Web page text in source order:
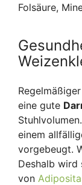
Folsäure,
eine gute
einem
vorgebeugt.
Deshalb wird
von